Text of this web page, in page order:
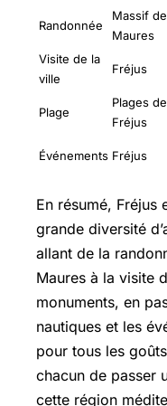
Randonnée
Massif
Maures
Visite de la
ville
Fréjus
Plage
Plages de
Fréjus
Événements Fréjus
En résumé, Fréjus
grande diversité
allant de la
Maures à la visite
monuments, en
nautiques et les
pour tous les
chacun de passer
cette région